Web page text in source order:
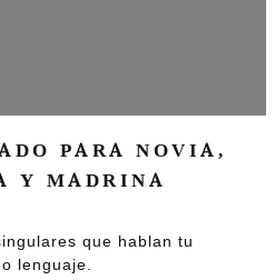
PARA NOVIA,
Y MADRINA
que hablan tu
lenguaje.